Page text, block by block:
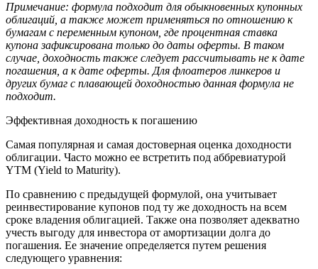
Примечание: формула подходит для обыкновенных купонных
облигаций, а также может применяться по отношению к
бумагам с переменным купоном, где процентная ставка
купона зафиксирована только до даты оферты. В таком
случае, доходность также следует рассчитывать не к дате
погашения, а к дате оферты. Для флоатеров линкеров и
других бумаг с плавающей доходностью данная формула не
подходит.
Эффективная доходность к погашению
Самая популярная и самая достоверная оценка доходности
облигации. Часто можно ее встретить под аббревиатурой
YTM (Yield to Maturity).
По сравнению с предыдущей формулой, она учитывает
реинвестирование купонов под ту же доходность на всем
сроке владения облигацией. Также она позволяет адекватно
учесть выгоду для инвестора от амортизации долга до
погашения. Ее значение определяется путем решения
следующего уравнения: